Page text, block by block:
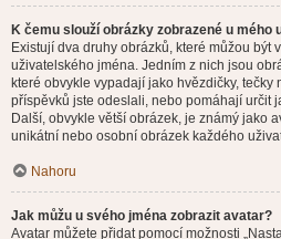
K čemu slouží obrázky zobrazené u mého
Existují dva druhy obrázků, které můžou být
uživatelského jména. Jedním z nich jsou
které obvykle vypadají jako hvězdičky,
příspěvků jste odeslali, nebo pomáhají určit
Další, obvykle větší obrázek, je známý jako
unikátní nebo osobní obrázek každého
Nahoru
Jak můžu u svého jména zobrazit avatar?
Avatar můžete přidat pomocí možnosti